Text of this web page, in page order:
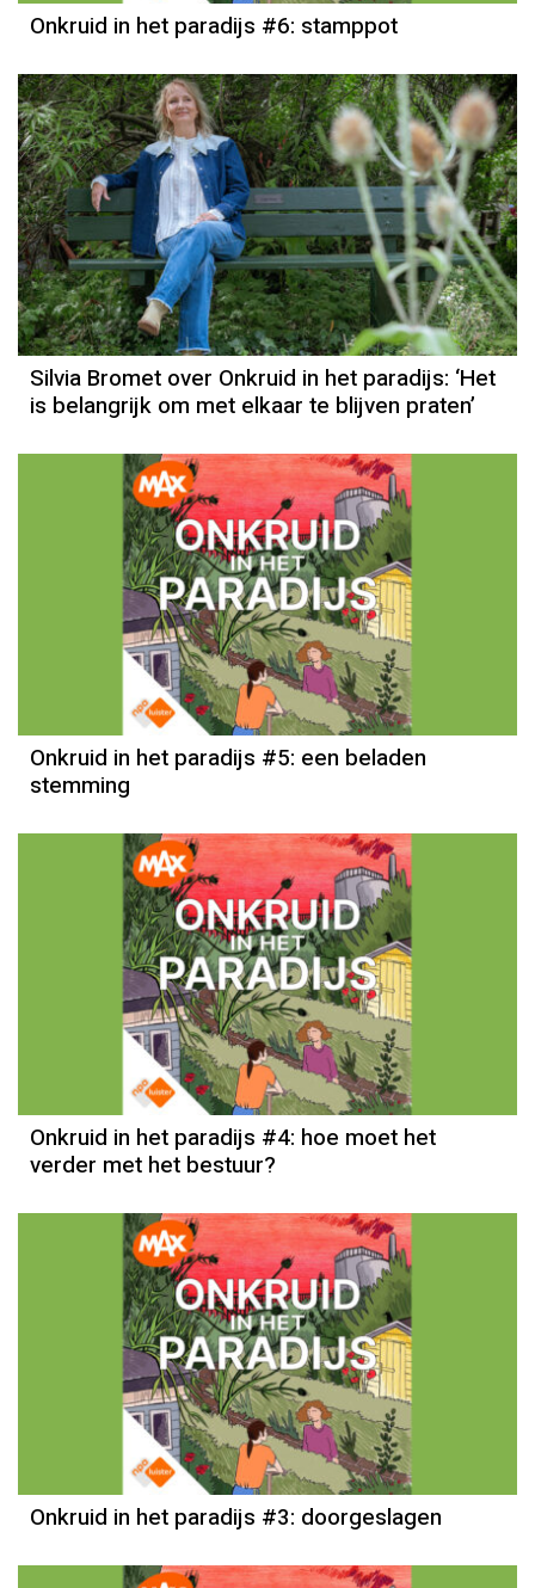
Onkruid in het paradijs #6: stamppot
Silvia Bromet over Onkruid in het paradijs: ‘Het
is belangrijk om met elkaar te blijven praten’
Onkruid in het paradijs #5: een beladen
stemming
Onkruid in het paradijs #4: hoe moet het
verder met het bestuur?
Onkruid in het paradijs #3: doorgeslagen